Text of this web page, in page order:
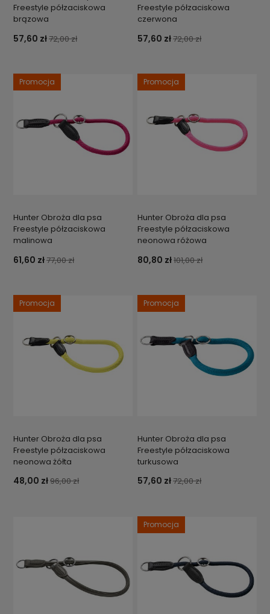
Freestyle półzaciskowa
brązowa
57,60 zł72,00 zł
Freestyle półzaciskowa
czerwona
57,60 zł72,00 zł
Hunter Obroża dla psa
Freestyle półzaciskowa
malinowa
61,60 zł77,00 zł
Promocja
Hunter Obroża dla psa
Freestyle półzaciskowa
neonowa różowa
80,80 zł101,00 zł
Promocja
Hunter Obroża dla psa
Freestyle półzaciskowa
neonowa żółta
48,00 zł96,00 zł
Promocja
Hunter Obroża dla psa
Freestyle półzaciskowa
turkusowa
57,60 zł72,00 zł
Promocja
Promocja